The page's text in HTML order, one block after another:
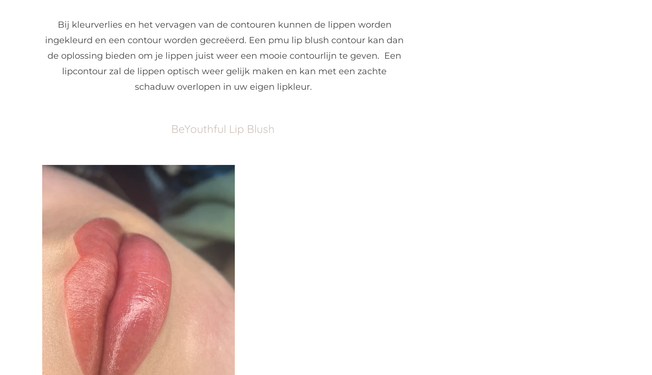
Bij kleurverlies en het vervagen van de contouren kunnen de lippen worden
ingekleurd en een contour worden gecreëerd. Een pmu lip blush contour kan dan
de oplossing bieden om je lippen juist weer een mooie contourlijn te geven. Een
lipcontour zal de lippen optisch weer gelijk maken en kan met een zachte
schaduw overlopen in uw eigen lipkleur.
BeYouthful Lip Blush